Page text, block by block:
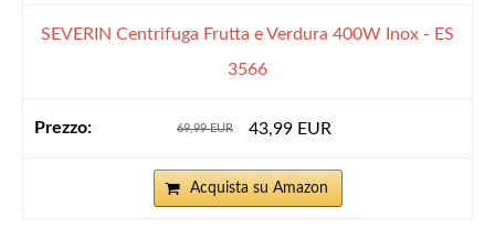
SEVERIN Centrifuga Frutta e Verdura 400W Inox - ES
3566
69,99 EUR 43,99 EUR
Acquista su Amazon